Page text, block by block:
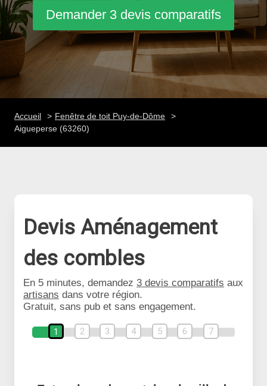
Demander 3 devis comparatifs
Accueil
Fenêtre de toit Puy-de-Dôme
Aigueperse (63260)
Devis Aménagement
des combles
En 5 minutes, demandez 3 devis comparatifs aux
artisans dans votre région.
Gratuit, sans pub et sans engagement.
1 2 3 4 5 6 7